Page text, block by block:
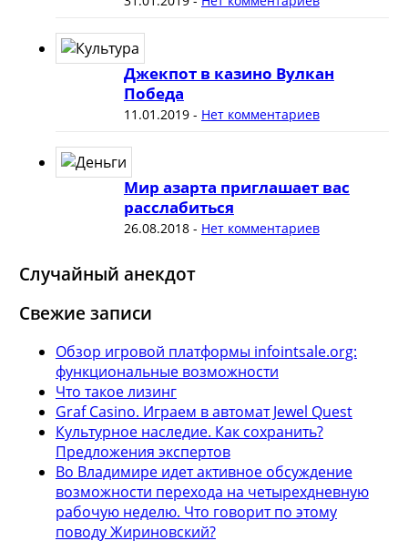
Джекпот в казино Вулкан
Победа
11.01.2019- Нет комментариев
Мир азарта приглашает вас
расслабиться
26.08.2018- Нет комментариев
Случайный анекдот
Свежие записи
Обзор игровой платформы infointsale.org:
функциональные возможности
Что такое лизинг
Graf Casino. Играем в автомат Jewel Quest
Культурное наследие. Как сохранить?
Предложения экспертов
Во Владимире идет активное обсуждение
возможности перехода на четырехдневную
рабочую неделю. Что говорит по этому
поводу Жириновский?